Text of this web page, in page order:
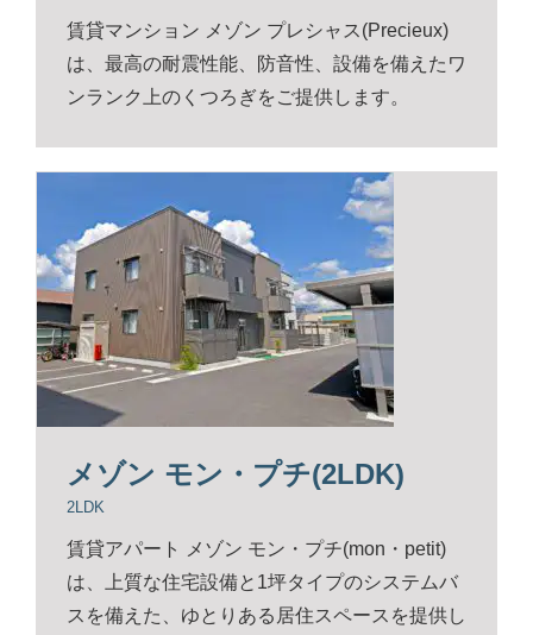
賃貸マンション メゾン プレシャス(Precieux)
は、最高の耐震性能、防音性、設備を備えたワ
ンランク上のくつろぎをご提供します。
メゾン モン・プチ(2LDK)
2LDK
賃貸アパート メゾン モン・プチ(mon・petit)
は、上質な住宅設備と1坪タイプのシステムバ
スを備えた、ゆとりある居住スペースを提供し